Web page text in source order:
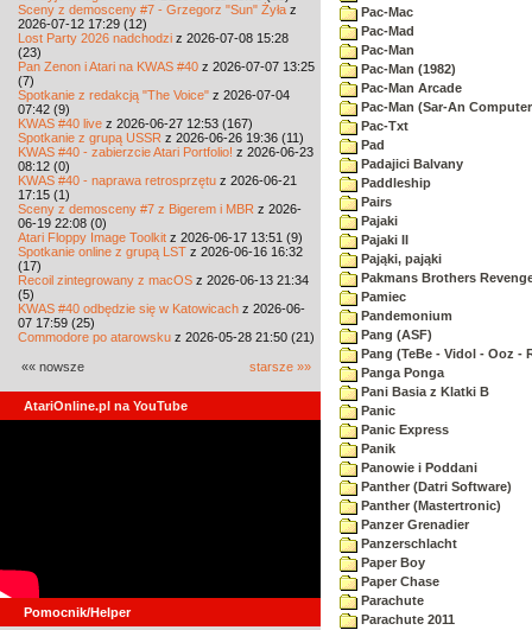
Sceny z demosceny #7 - Grzegorz "Sun" Żyła z
2026-07-12 17:29 (12)
Lost Party 2026 nadchodzi z 2026-07-08 15:28
(23)
Pan Zenon i Atari na KWAS #40 z 2026-07-07 13:25
(7)
Spotkanie z redakcją "The Voice" z 2026-07-04
07:42 (9)
KWAS #40 live z 2026-06-27 12:53 (167)
Spotkanie z grupą USSR z 2026-06-26 19:36 (11)
KWAS #40 - zabierzcie Atari Portfolio! z 2026-06-23
08:12 (0)
KWAS #40 - naprawa retrosprzętu z 2026-06-21
17:15 (1)
Sceny z demosceny #7 z Bigerem i MBR z 2026-
06-19 22:08 (0)
Atari Floppy Image Toolkit z 2026-06-17 13:51 (9)
Spotkanie online z grupą LST z 2026-06-16 16:32
(17)
Recoil zintegrowany z macOS z 2026-06-13 21:34
(5)
KWAS #40 odbędzie się w Katowicach z 2026-06-
07 17:59 (25)
Commodore po atarowsku z 2026-05-28 21:50 (21)
«« nowsze starsze »»
AtariOnline.pl na YouTube
Pomocnik/Helper
Pac-Mac
Pac-Mad
Pac-Man
Pac-Man (1982)
Pac-Man Arcade
Pac-Man (Sar-An
Pac-Txt
Pad
Padajici Balvany
Paddleship
Pairs
Pajaki
Pajaki II
Pająki, pająki
Pakmans Brothers
Pamiec
Pandemonium
Pang (ASF)
Pang (TeBe - Vidol - Ooz -
Panga Ponga
Pani Basia z Klatki B
Panic
Panic Express
Panik
Panowie i Poddani
Panther (Datri Software)
Panther (Mastertronic)
Panzer Grenadier
Panzerschlacht
Paper Boy
Paper Chase
Parachute
Parachute 2011